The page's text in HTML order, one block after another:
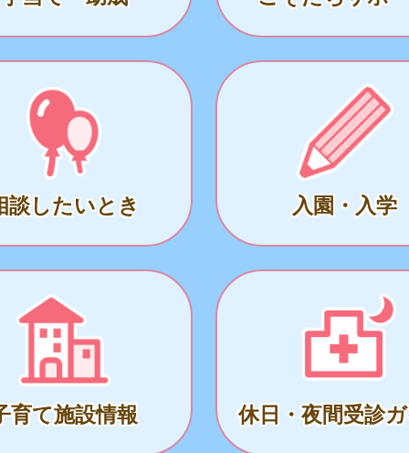
談したいとき 入園・入学
育て施設情報 休日・夜間受診